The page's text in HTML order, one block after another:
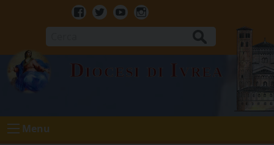
Facebook
TwitterYoutubeInstagram
Diocesi di Ivrea
Menu